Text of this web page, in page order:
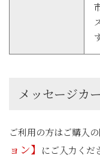
メッセージカ
ご利用の方はご購入
ョン】
にご入力くだ